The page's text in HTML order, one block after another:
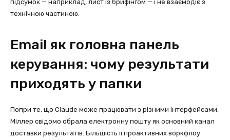
підсумок — наприклад, лист із брифінгом — і не взаємодіє з
технічною частиною.
Email як головна панель
керування: чому результати
приходять у папки
Попри те, що Claude може працювати з різними інтерфейсами,
Міллер свідомо обрала електронну пошту як основний канал
доставки результатів. Більшість її проактивних воркфлоу